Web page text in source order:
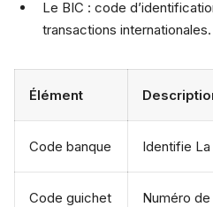
Le BIC : code
transactions internationales.
Élément
Code banque Identifie La
Code guichet Numéro